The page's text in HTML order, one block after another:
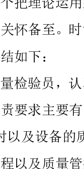
上也严格按照我们公司的质量管控流程操作，检查出的错误
在这一年里，我作为质量检验员，认真学习公司质量管
理控制流程，根据岗位的职责要求主要有以下几点收获：
部提供的商务订单，依次核对订单上的出货产品数量，型号，
编码信息是否正确。做到不少发不多发不错发的原则。质量